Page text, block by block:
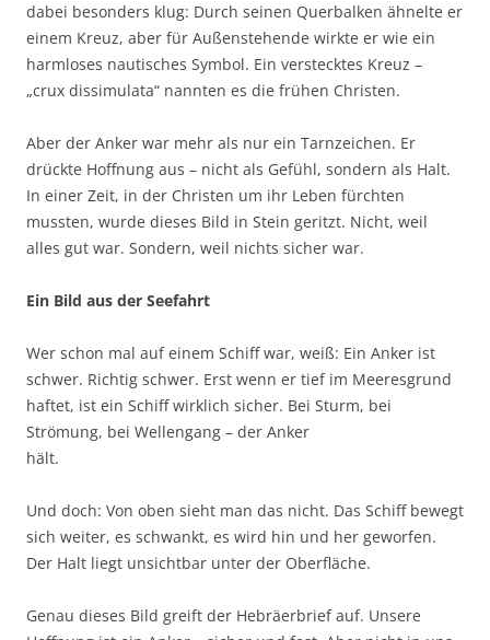
dabei besonders klug: Durch seinen Querbalken ähnelte er
einem Kreuz, aber für Außenstehende wirkte er wie ein
harmloses nautisches Symbol. Ein verstecktes Kreuz –
„crux dissimulata“ nannten es die frühen Christen.
Aber der Anker war mehr als nur ein Tarnzeichen. Er
drückte Hoffnung aus – nicht als Gefühl, sondern als Halt.
In einer Zeit, in der Christen um ihr Leben fürchten
mussten, wurde dieses Bild in Stein geritzt. Nicht, weil
alles gut war. Sondern, weil nichts sicher war.
Ein Bild aus der Seefahrt
Wer schon mal auf einem Schiff war, weiß: Ein Anker ist
schwer. Richtig schwer. Erst wenn er tief im Meeresgrund
haftet, ist ein Schiff wirklich sicher. Bei Sturm, bei
Strömung, bei Wellengang – der Anker
hält.
Und doch: Von oben sieht man das nicht. Das Schiff bewegt
sich weiter, es schwankt, es wird hin und her geworfen.
Der Halt liegt unsichtbar unter der Oberfläche.
Genau dieses Bild greift der Hebräerbrief auf. Unsere